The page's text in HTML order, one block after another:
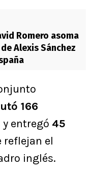
Romero asoma
Alexis Sánchez
166
y entregó 45
reflejan el
inglés.